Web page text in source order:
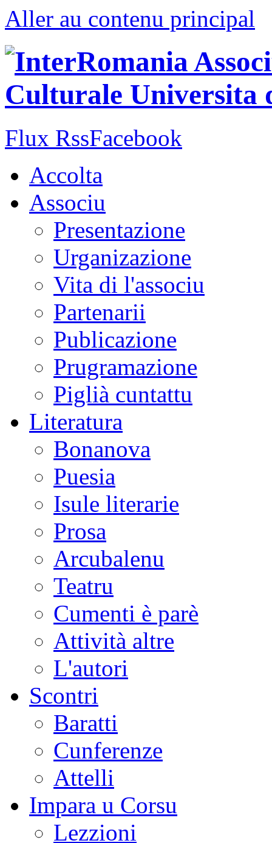
Aller au contenu principal
Flux RssFacebook
Accolta
Associu
Presentazione
Urganizazione
Vita di l'associu
Partenarii
Publicazione
Prugramazione
Piglià cuntattu
Literatura
Bonanova
Puesia
Isule literarie
Prosa
Arcubalenu
Teatru
Cumenti è parè
Attività altre
L'autori
Scontri
Baratti
Cunferenze
Attelli
Impara u Corsu
Lezzioni